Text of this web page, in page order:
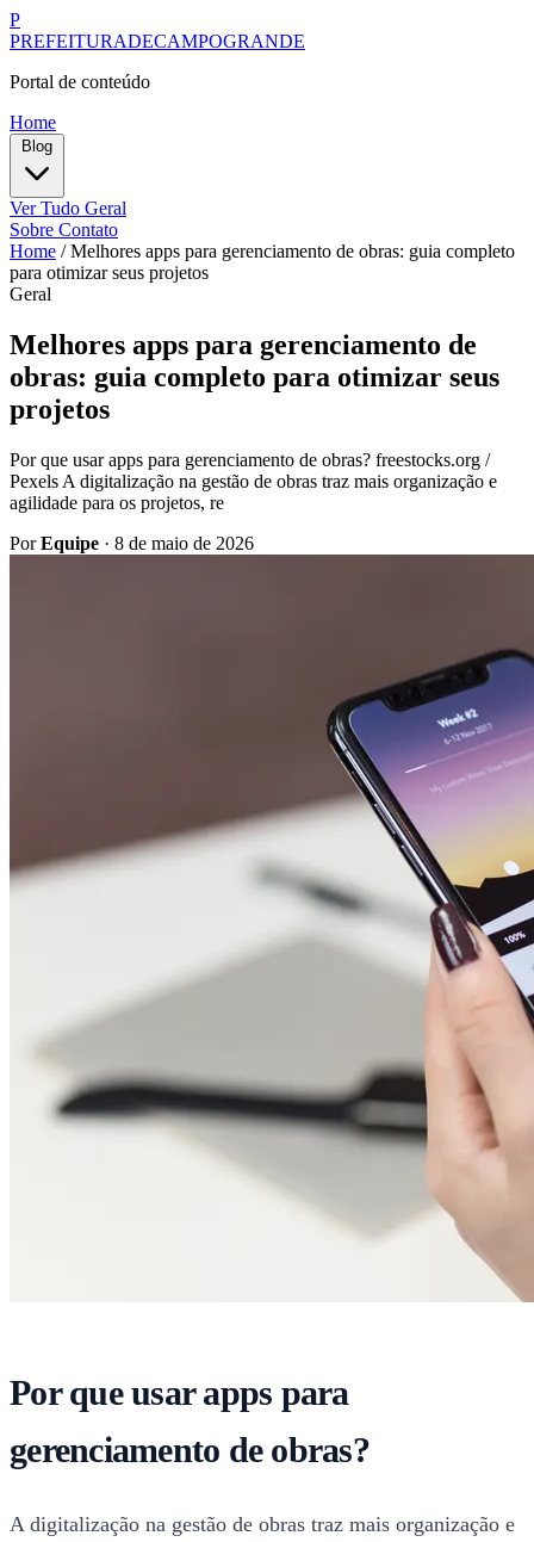
P
PREFEITURADECAMPOGRANDE
Portal de conteúdo
Home
Ver Tudo Geral
Sobre Contato
Home / Melhores apps para gerenciamento de obras: guia completo
para otimizar seus projetos
Geral
Melhores apps para gerenciamento de
obras: guia completo para otimizar seus
projetos
Por que usar apps para gerenciamento de obras? freestocks.org /
Pexels A digitalização na gestão de obras traz mais organização e
agilidade para os projetos, re
PorEquipe · 8 de maio de 2026
Por que usar apps para
gerenciamento de obras?
A digitalização na gestão de obras traz mais organização e